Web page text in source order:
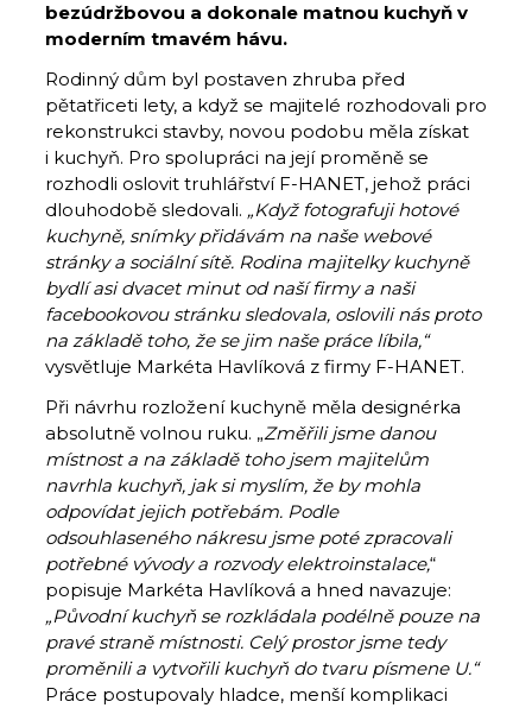
bezúdržbovou a dokonale matnou kuchyň v
moderním tmavém hávu.
Rodinný dům byl postaven zhruba před
pětatřiceti lety, a když se majitelé rozhodovali pro
rekonstrukci stavby, novou podobu měla získat
i kuchyň. Pro spolupráci na její proměně se
rozhodli oslovit truhlářství F-HANET, jehož práci
dlouhodobě sledovali. „Když fotografuji hotové
kuchyně, snímky přidávám na naše webové
stránky a sociální sítě. Rodina majitelky kuchyně
bydlí asi dvacet minut od naší firmy a naši
facebookovou stránku sledovala, oslovili nás proto
na základě toho, že se jim naše práce líbila,“
vysvětluje Markéta Havlíková z firmy F-HANET.
Při návrhu rozložení kuchyně měla designérka
absolutně volnou ruku. „Změřili jsme danou
místnost a na základě toho jsem majitelům
navrhla kuchyň, jak si myslím, že by mohla
odpovídat jejich potřebám. Podle
odsouhlaseného nákresu jsme poté zpracovali
potřebné vývody a rozvody elektroinstalace,“
popisuje Markéta Havlíková a hned navazuje:
„Původní kuchyň se rozkládala podélně pouze na
pravé straně místnosti. Celý prostor jsme tedy
proměnili a vytvořili kuchyň do tvaru písmene U.“
Práce postupovaly hladce, menší komplikaci